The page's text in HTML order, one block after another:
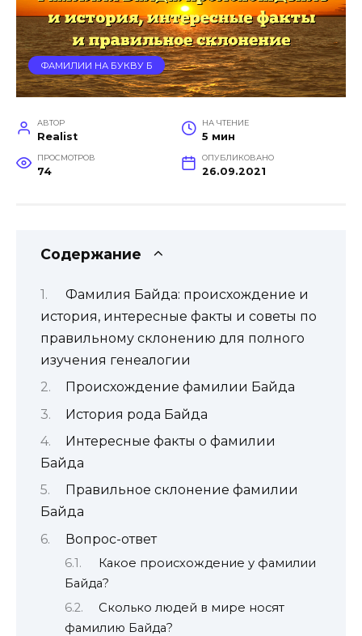
ФАМИЛИИ НА БУКВУ Б
АВТОР
Realist
НА ЧТЕНИЕ
5 мин
ПРОСМОТРОВ
74
ОПУБЛИКОВАНО
26.09.2021
Содержание
Фамилия Байда: происхождение и
история, интересные факты и советы по
правильному склонению для полного
изучения генеалогии
Происхождение фамилии Байда
История рода Байда
Интересные факты о фамилии
Байда
Правильное склонение фамилии
Байда
Вопрос-ответ
Какое происхождение у фамилии
Байда?
Сколько людей в мире носят
фамилию Байда?